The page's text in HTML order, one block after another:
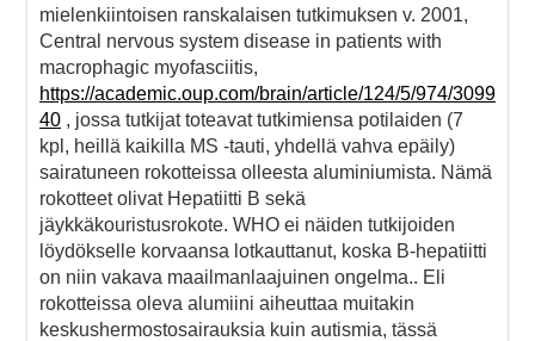
mielenkiintoisen ranskalaisen tutkimuksen v. 2001,
Central nervous system disease in patients with
macrophagic myofasciitis,
https://academic.oup.com/brain/article/124/5/974/3099
40 , jossa tutkijat toteavat tutkimiensa potilaiden (7
kpl, heillä kaikilla MS -tauti, yhdellä vahva epäily)
sairatuneen rokotteissa olleesta aluminiumista. Nämä
rokotteet olivat Hepatiitti B sekä
jäykkäkouristusrokote. WHO ei näiden tutkijoiden
löydökselle korvaansa lotkauttanut, koska B-hepatiitti
on niin vakava maailmanlaajuinen ongelma.. Eli
rokotteissa oleva alumiini aiheuttaa muitakin
keskushermostosairauksia kuin autismia, tässä